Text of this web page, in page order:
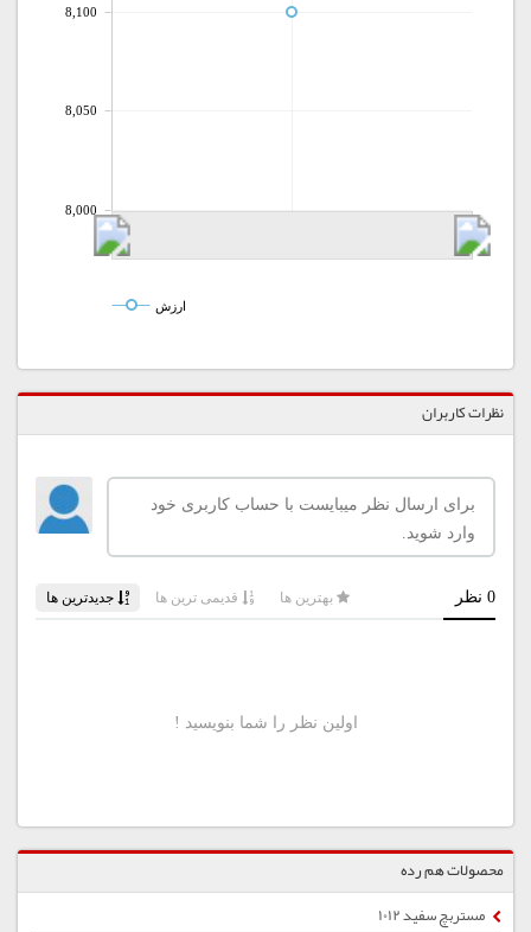
8,000
8,050
8,100
ارزش
نظرات کاربران
محصولات هم رده
مستربچ سفید 1012